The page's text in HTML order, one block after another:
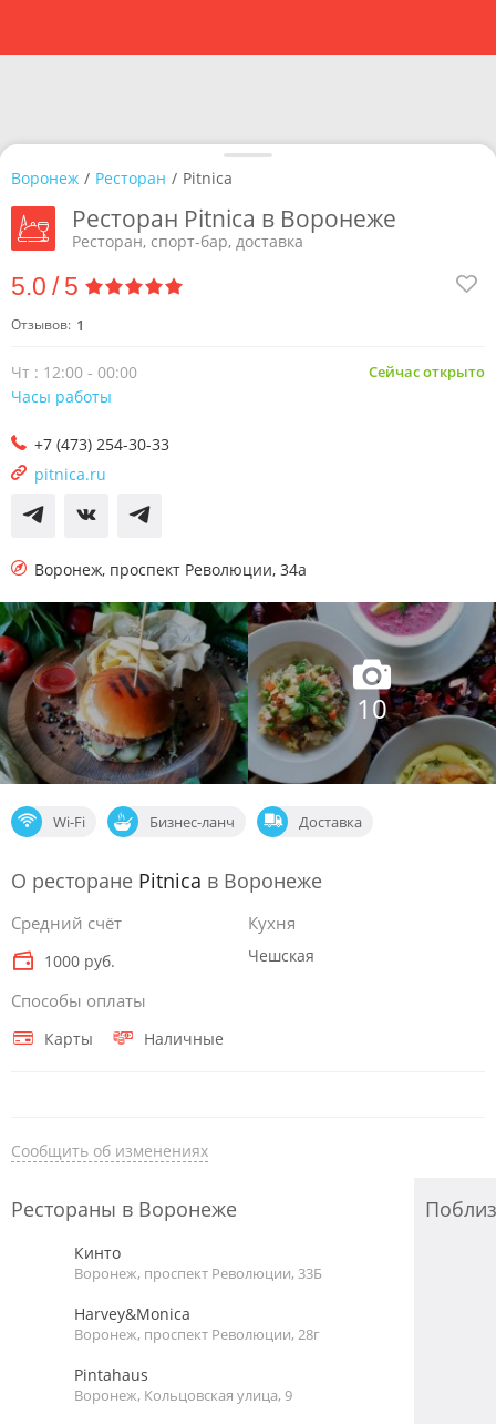
10
Wi-Fi Бизнес-ланч Доставка
Воронеж / Ресторан / Pitnica
Ресторан Pitnica в Воронеже
Ресторан, спорт-бар, доставка
5.0 / 5
Отзывов: 1
+7 (473) 254-30-33
pitnica.ru
Воронеж, проспект Революции, 34а
Сейчас открыто
Чт : 12:00 - 00:00
Часы работы
О ресторане Pitnica в Воронеже
Средний счёт
1000 руб.
Способы оплаты
Карты Наличные
Кухня
Чешская
Сообщить об изменениях
Рестораны в Воронеже
Кинто
Воронеж, проспект Революции, 33Б
Harvey&Monica
Воронеж, проспект Революции, 28г
Pintahaus
Воронеж, Кольцовская улица, 9